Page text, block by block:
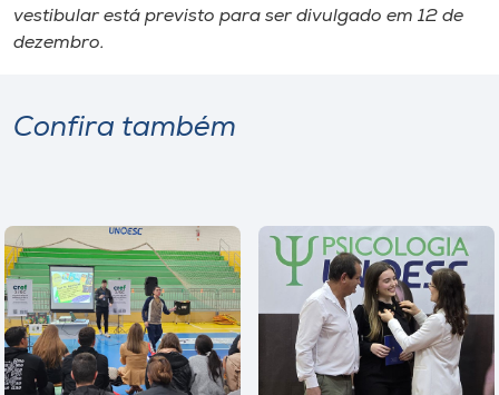
vestibular está previsto para ser divulgado em 12 de
dezembro.
Confira também